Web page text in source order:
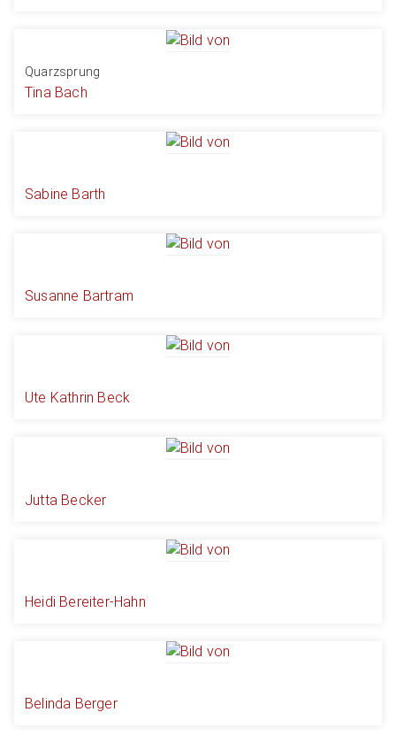
Quarzsprung
Tina Bach
Sabine Barth
Susanne Bartram
Ute Kathrin Beck
Jutta Becker
Heidi Bereiter-Hahn
Belinda Berger